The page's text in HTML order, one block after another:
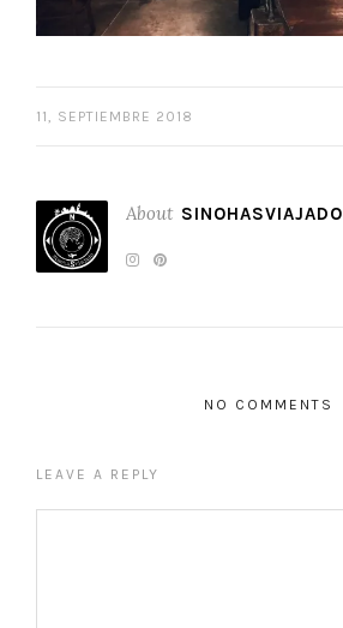
11, SEPTIEMBRE 2018
About SINOHASVIAJADO
NO COMMENTS
LEAVE A REPLY